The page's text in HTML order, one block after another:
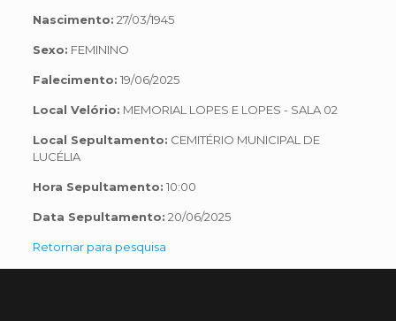
Nascimento: 27/03/1945
Sexo: FEMININO
Falecimento: 19/06/2025
Local Velório: MEMORIAL LOPES E LOPES - SALA 02
Local Sepultamento: CEMITÉRIO MUNICIPAL DE
LUCÉLIA
Hora Sepultamento: 10:00
Data Sepultamento: 20/06/2025
Retornar para pesquisa